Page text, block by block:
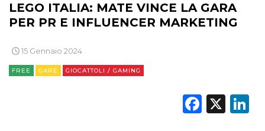
TV
LEGO ITALIA: MATE VINCE LA GARA
PER PR E INFLUENCER MARKETING
15 Gennaio 2024
FREE GARE GIOCATTOLI / GAMING
X